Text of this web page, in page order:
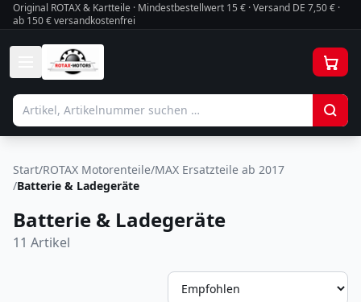
Original ROTAX & Kartteile · Mindestbestellwert 15 € · Versand DE 7,50 € ·
ab 150 € versandkostenfrei
Start/ROTAX Motorenteile/MAX Ersatzteile ab 2017
/Batterie & Ladegeräte
Batterie & Ladegeräte
11 Artikel